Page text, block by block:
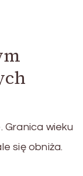
Granica wieku
się obniża.